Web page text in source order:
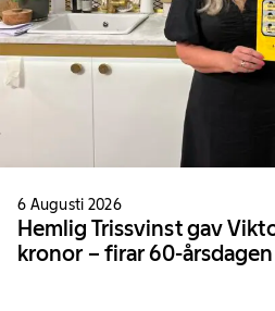
6 Augusti 2026
Hemlig Trissvinst gav
kronor – firar 60-